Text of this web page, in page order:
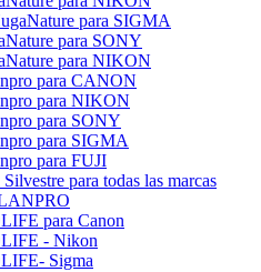
para SIGMA
para SONY
para NIKON
para CANON
para NIKON
para SONY
para SIGMA
para FUJI
para todas las marcas
para Canon
- Nikon
Sigma